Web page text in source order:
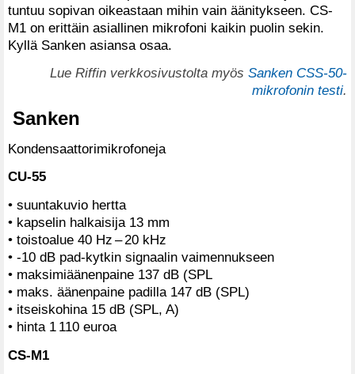
tuntuu sopivan oikeastaan mihin vain äänitykseen. CS-
M1 on erittäin asiallinen mikrofoni kaikin puolin sekin.
Kyllä Sanken asiansa osaa.
Lue Riffin verkkosivustolta myös Sanken CSS-50-
mikrofonin testi.
Sanken
Kondensaattorimikrofoneja
CU-55
• suuntakuvio hertta
• kapselin halkaisija 13 mm
• toistoalue 40 Hz – 20 kHz
• -10 dB pad-kytkin signaalin vaimennukseen
• maksimiäänenpaine 137 dB (SPL
• maks. äänenpaine padilla 147 dB (SPL)
• itseiskohina 15 dB (SPL, A)
• hinta 1 110 euroa
CS-M1